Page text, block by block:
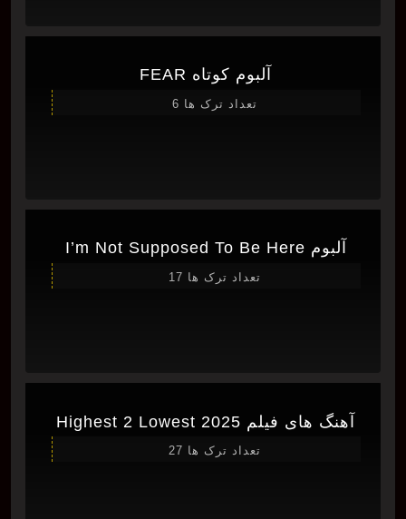
آلبوم کوتاه FEAR
تعداد ترک ها 6
آلبوم I’m Not Supposed To Be Here
تعداد ترک ها 17
آهنگ های فیلم Highest 2 Lowest 2025
تعداد ترک ها 27